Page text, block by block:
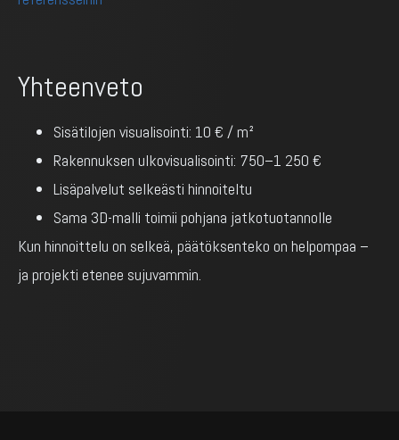
Yhteenveto
Sisätilojen visualisointi: 10 € / m²
Rakennuksen ulkovisualisointi: 750–1 250 €
Lisäpalvelut selkeästi hinnoiteltu
Sama 3D-malli toimii pohjana jatkotuotannolle
Kun hinnoittelu on selkeä, päätöksenteko on helpompaa –
ja projekti etenee sujuvammin.